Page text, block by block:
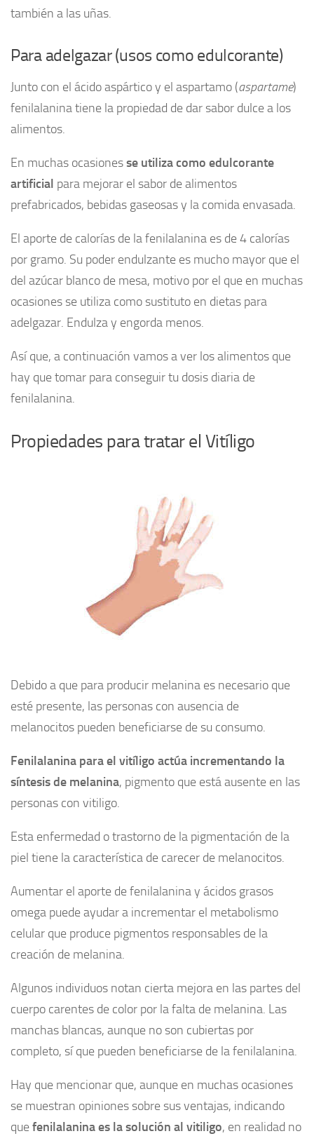
también a las uñas.
Para adelgazar (usos como edulcorante)
Junto con el ácido aspártico y el aspartamo (aspartame)
fenilalanina tiene la propiedad de dar sabor dulce a los
alimentos.
En muchas ocasionesse utiliza como edulcorante
artificial para mejorar el sabor de alimentos
prefabricados, bebidas gaseosas y la comida envasada.
El aporte de calorías de la fenilalanina es de 4 calorías
por gramo. Su poder endulzante es mucho mayor que el
del azúcar blanco de mesa, motivo por el que en muchas
ocasiones se utiliza como sustituto en dietas para
adelgazar. Endulza y engorda menos.
Así que, a continuación vamos a ver los alimentos que
hay que tomar para conseguir tu dosis diaria de
fenilalanina.
Propiedades para tratar el Vitíligo
Debido a que para producir melanina es necesario que
esté presente, las personas con ausencia de
melanocitos pueden beneficiarse de su consumo.
Fenilalanina para el vitíligo actúa incrementando la
síntesis de melanina, pigmento que está ausente en las
personas con vitiligo.
Esta enfermedad o trastorno de la pigmentación de la
piel tiene la característica de carecer de melanocitos.
Aumentar el aporte de fenilalanina y ácidos grasos
omega puede ayudar a incrementar el metabolismo
celular que produce pigmentos responsables de la
creación de melanina.
Algunos individuos notan cierta mejora en las partes del
cuerpo carentes de color por la falta de melanina. Las
manchas blancas, aunque no son cubiertas por
completo, sí que pueden beneficiarse de la fenilalanina.
Hay que mencionar que, aunque en muchas ocasiones
se muestran opiniones sobre sus ventajas, indicando
quefenilalanina es la solución al vitiligo, en realidad no